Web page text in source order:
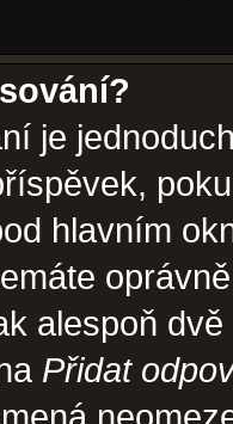
je
hlavním
alespoň
Přidat